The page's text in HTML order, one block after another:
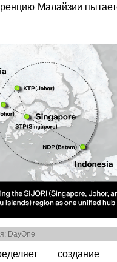
Малайзии
DayOne
создание